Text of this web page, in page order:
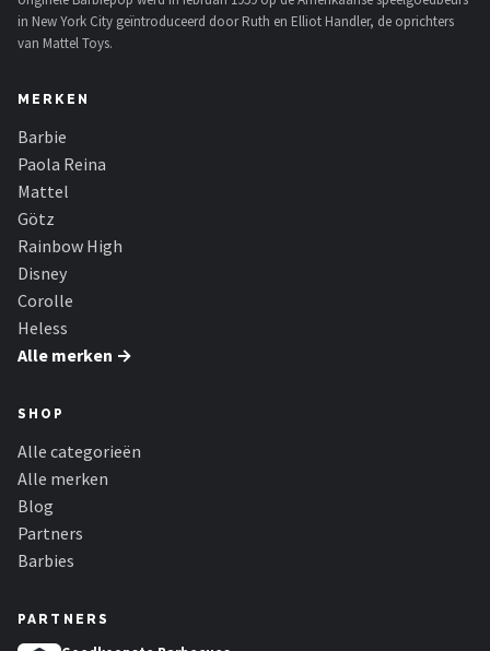
in New York City geïntroduceerd door Ruth en Elliot Handler, de oprichters
van Mattel Toys.
MERKEN
Barbie
Paola Reina
Mattel
Götz
Rainbow High
Disney
Corolle
Heless
Alle merken →
SHOP
Alle categorieën
Alle merken
Blog
Partners
Barbies
PARTNERS